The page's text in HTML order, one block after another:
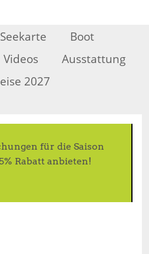
Seekarte
Boot
Videos
Ausstattung
2027
für die Saison
Rabatt anbieten!